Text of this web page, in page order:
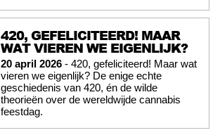
420, GEFELICITEERD! MAAR
WAT VIEREN WE EIGENLIJK?
20 april 2026 - 420, gefeliciteerd! Maar wat
vieren we eigenlijk? De enige echte
geschiedenis van 420, én de wilde
theorieën over de wereldwijde cannabis
feestdag.